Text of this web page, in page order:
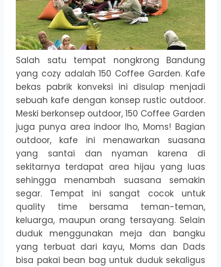
Salah satu tempat nongkrong Bandung
yang cozy adalah 150 Coffee Garden. Kafe
bekas pabrik konveksi ini disulap menjadi
sebuah kafe dengan konsep rustic outdoor.
Meski berkonsep outdoor, 150 Coffee Garden
juga punya area indoor lho, Moms! Bagian
outdoor, kafe ini menawarkan suasana
yang santai dan nyaman karena di
sekitarnya terdapat area hijau yang luas
sehingga menambah suasana semakin
segar. Tempat ini sangat cocok untuk
quality time bersama teman-teman,
keluarga, maupun orang tersayang. Selain
duduk menggunakan meja dan bangku
yang terbuat dari kayu, Moms dan Dads
bisa pakai bean bag untuk duduk sekaligus